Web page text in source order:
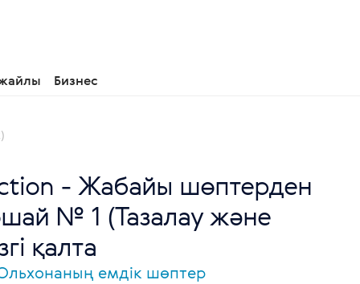
Бизнес
- Жабайы шөптерден
№ 1 (Тазалау және
қалта
емдік шөптер